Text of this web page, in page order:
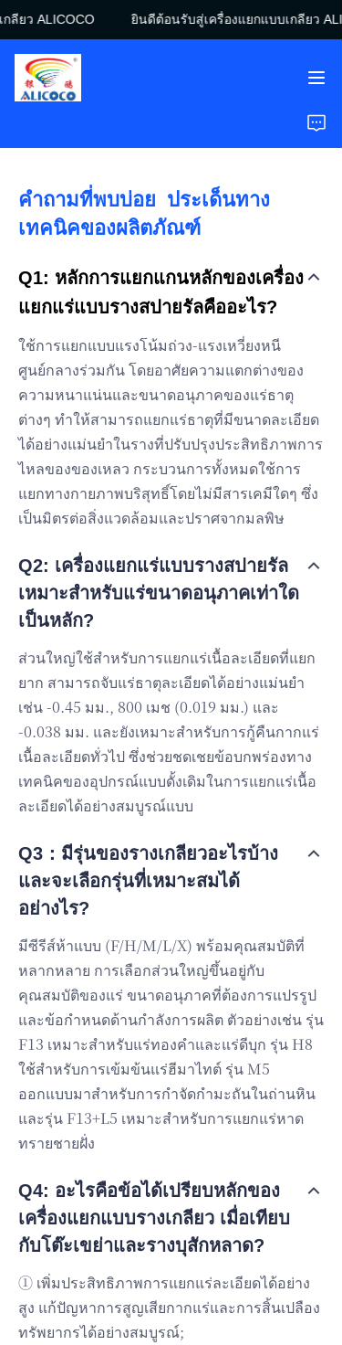
ยว ALICOCO
ยินดีต้อนรับสู่เครื่องแยกแบบเกลียว
ยินดีต้อนรับสู่เครื่องแยก
คำถามที่พบบ่อย ประเด็นทาง
เทคนิคของผลิตภัณฑ์
Q1: หลักการแยกแกนหลักของเครื่อง
แยกแร่แบบรางสปายรัลคืออะไร?
ใช้การแยกแบบแรงโน้มถ่วง-แรงเหวี่ยงหนี
ศูนย์กลางร่วมกัน โดยอาศัยความแตกต่างของ
ความหนาแน่นและขนาดอนุภาคของแร่ธาตุ
ต่างๆ ทำให้สามารถแยกแร่ธาตุที่มีขนาดละเอียด
ได้อย่างแม่นยำในรางที่ปรับปรุงประสิทธิภาพการ
ไหลของของเหลว กระบวนการทั้งหมดใช้การ
แยกทางกายภาพบริสุทธิ์โดยไม่มีสารเคมีใดๆ ซึ่ง
เป็นมิตรต่อสิ่งแวดล้อมและปราศจากมลพิษ
Q2: เครื่องแยกแร่แบบรางสปายรัล
เหมาะสำหรับแร่ขนาดอนุภาคเท่าใด
เป็นหลัก?
ส่วนใหญ่ใช้สำหรับการแยกแร่เนื้อละเอียดที่แยก
ยาก สามารถจับแร่ธาตุละเอียดได้อย่างแม่นยำ
เช่น -0.45 มม., 800 เมช (0.019 มม.) และ
-0.038 มม. และยังเหมาะสำหรับการกู้คืนกากแร่
เนื้อละเอียดทั่วไป ซึ่งช่วยชดเชยข้อบกพร่องทาง
เทคนิคของอุปกรณ์แบบดั้งเดิมในการแยกแร่เนื้อ
ละเอียดได้อย่างสมบูรณ์แบบ
Q3：มีรุ่นของรางเกลียวอะไรบ้าง
และจะเลือกรุ่นที่เหมาะสมได้
อย่างไร?
มีซีรีส์ห้าแบบ (F/H/M/L/X) พร้อมคุณสมบัติที่
หลากหลาย การเลือกส่วนใหญ่ขึ้นอยู่กับ
คุณสมบัติของแร่ ขนาดอนุภาคที่ต้องการแปรรูป
และข้อกำหนดด้านกำลังการผลิต ตัวอย่างเช่น รุ่น
F13 เหมาะสำหรับแร่ทองคำและแร่ดีบุก รุ่น H8
ใช้สำหรับการเข้มข้นแร่ฮีมาไทต์ รุ่น M5
ออกแบบมาสำหรับการกำจัดกำมะถันในถ่านหิน
และรุ่น F13+L5 เหมาะสำหรับการแยกแร่หาด
ทรายชายฝั่ง
Q4: อะไรคือข้อได้เปรียบหลักของ
เครื่องแยกแบบรางเกลียว เมื่อเทียบ
กับโต๊ะเขย่าและรางบุสักหลาด?
① เพิ่มประสิทธิภาพการแยกแร่ละเอียดได้อย่าง
สูง แก้ปัญหาการสูญเสียกากแร่และการสิ้นเปลือง
ทรัพยากรได้อย่างสมบูรณ์;
หน้าแรก
สินค้า
โซลูชัน
เกี่ยวกับเรา
คำถามที่พบบ่อย